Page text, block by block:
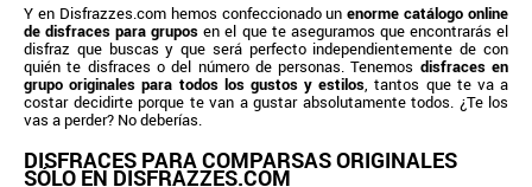
Y en Disfrazzes.com hemos confeccionado unenorme catálogo online
de disfraces para grupos en el que te aseguramos que encontrarás el
disfraz que buscas y que será perfecto independientemente de con
quién te disfraces o del número de personas. Tenemos disfraces en
grupo originales para todos los gustos y estilos , tantos que te va a
costar decidirte porque te van a gustar absolutamente todos. ¿Te los
vas a perder? No deberías.
DISFRACES PARA COMPARSAS ORIGINALES
SÓLO EN DISFRAZZES.COM